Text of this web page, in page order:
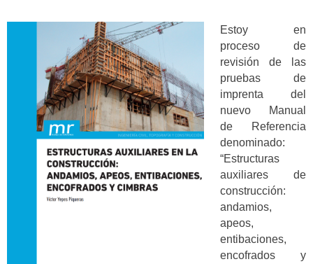
Estoy en
proceso de
revisión de las
pruebas de
imprenta del
nuevo Manual
de Referencia
denominado:
“Estructuras
auxiliares de
construcción:
andamios,
apeos,
entibaciones,
encofrados y